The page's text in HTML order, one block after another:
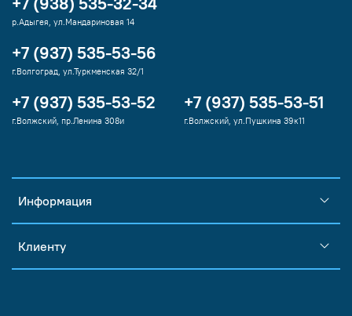
Информация
Клиенту
р.Адыгея, ул.Мандариновая 14
+7 (937) 535-53-56
г.Волгоград, ул.Туркменская 32/1
+7 (937) 535-53-52
г.Волжский, пр.Ленина 308и
+7 (937) 535-53-51
г.Волжский, ул.Пушкина 39к11